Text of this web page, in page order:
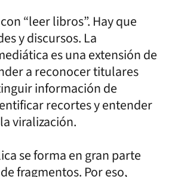
“leer libros”. Hay que
y discursos. La
es una extensión de
a reconocer titulares
información de
recortes y entender
viralización.
se forma en gran parte
fragmentos. Por eso,